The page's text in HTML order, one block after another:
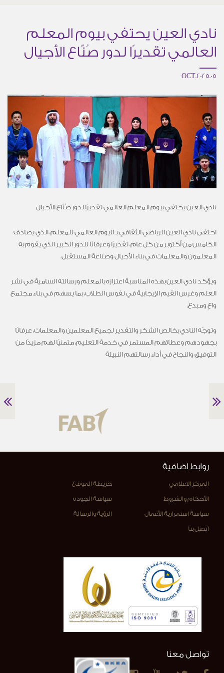
نادي العين يحتفي بيوم المعلم
العالمي تقديرًا لدور صُنّاع الأجيال
05.OCT.2025
نادي العين يحتفي بيوم المعلم العالمي تقديرًا لدور صُنّاع الأجيال
احتفى نادي العين الرياضي الثقافي بـ اليوم العالمي للمعلم، الذي يصادف
الخامس من أكتوبر من كل عام، تقديرًا وعرفانًا للدور الكبير الذي يقوم به
المعلمون والمعلمات في بناء الأجيال وصناعة المستقبل.
ويؤكد نادي العين بهذه المناسبة اعتزازه بالمعلم ورسالته السامية في نشر
العلم وغرس القيم الإيجابية في نفوس الطلاب، بما يسهم في بناء مجتمع
واعٍ ومبدع.
وتوجّه النادي بخالص الشكر والتقدير لجميع المعلمين والمعلمات، عرفانًا
بجهودهم وعطائهم المستمر في خدمة التعليم، متمنيًا لهم مزيدًا من
التوفيق والنجاح في أداء رسالتهم النبيلة
روابط اضافية
المركز الاعلامي خريطة الموقع
الأحكام والشروط سياسة الجودة
سياسة استمرارية الأعمال الرؤية والرسالة
اتصل بنا
تواصل معنا